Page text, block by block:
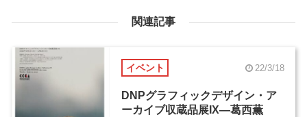
関連記事
イベント 22/3/18
DNPグラフィックデザイン・ア
ーカイブ収蔵品展IX―葛西薫